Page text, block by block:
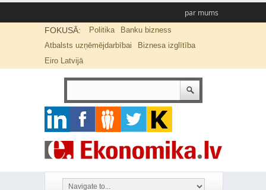
par mums
FOKUSĀ: Politika
Banku bizness
Atbalsts uzņēmējdarbībai
Biznesa izglītība
Eiro Latvijā